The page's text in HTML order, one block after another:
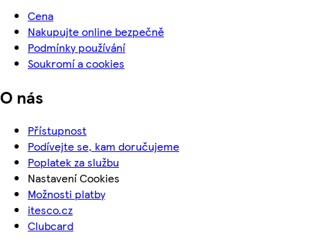
Cena
Nakupujte online bezpečně
Podmínky používání
Soukromí a cookies
O nás
Přístupnost
Podívejte se, kam doručujeme
Poplatek za službu
Nastavení Cookies
Možnosti platby
itesco.cz
Clubcard